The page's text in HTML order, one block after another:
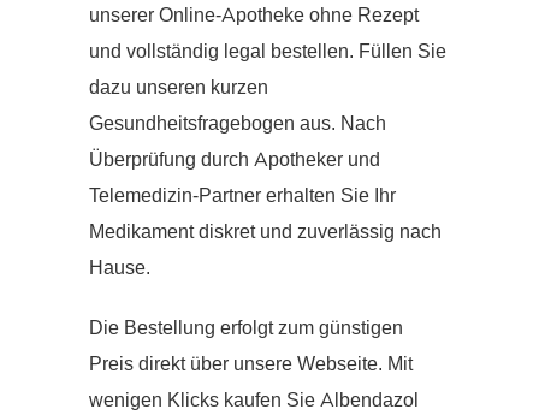
unserer Online-Apotheke ohne Rezept
und vollständig legal bestellen. Füllen Sie
dazu unseren kurzen
Gesundheitsfragebogen aus. Nach
Überprüfung durch Apotheker und
Telemedizin-Partner erhalten Sie Ihr
Medikament diskret und zuverlässig nach
Hause.
Die Bestellung erfolgt zum günstigen
Preis direkt über unsere Webseite. Mit
wenigen Klicks kaufen Sie Albendazol